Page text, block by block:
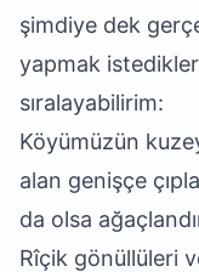
şimdiye dek
yapmak
sıralayabilirim:
Köyümüzün
alan genişçe
da olsa
Rîçik gönüllüleri